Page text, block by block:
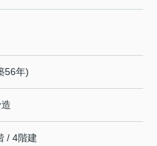
56年)
/ 4階建